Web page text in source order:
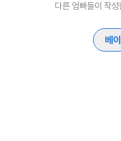
다른 엄빠들이 작
베